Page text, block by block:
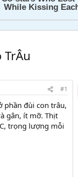
#1
phần đùi con trâu,
gân, ít mỡ. Thịt
trọng lượng mỗi